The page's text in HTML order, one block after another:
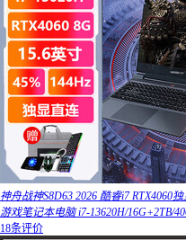
神舟战神S8D63 2026 酷睿i7 RTX4060
游戏笔记本电脑 i7-13620H/16G+2TB/
18条评价